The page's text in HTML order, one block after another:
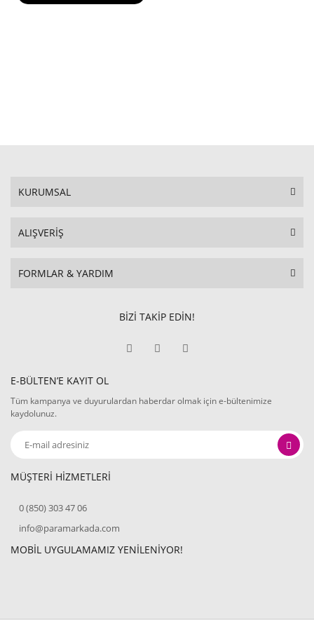
KURUMSAL
ALIŞVERİŞ
FORMLAR & YARDIM
BİZİ TAKİP EDİN!
E-BÜLTEN’E KAYIT OL
Tüm kampanya ve duyurulardan haberdar olmak için e-bültenimize
kaydolunuz.
MÜŞTERİ HİZMETLERİ
0 (850) 303 47 06
info@paramarkada.com
MOBİL UYGULAMAMIZ YENİLENİYOR!